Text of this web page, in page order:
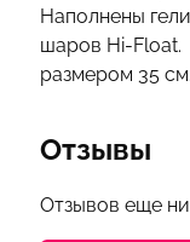
Наполнены
шаров Hi-Float.
размером 35 см.
Отзывы
Отзывов еще